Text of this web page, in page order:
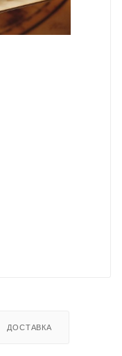
ДОСТАВКА